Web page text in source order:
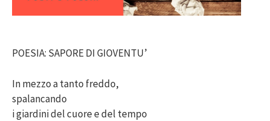
POESIA: SAPORE DI GIOVENTU’
In mezzo a tanto freddo,
spalancando
i giardini del cuore e del tempo